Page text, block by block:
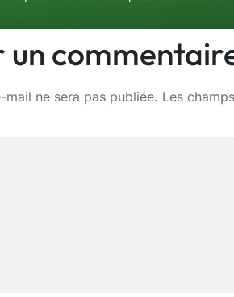
un
mail ne sera pas publiée. Les